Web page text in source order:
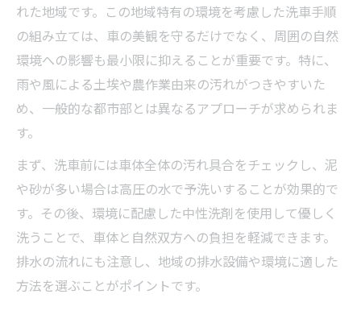
れた地域です。この地域特有の環境を考慮した洗車手順
の組み立ては、車の美観を守るだけでなく、周囲の自然
環境への影響も最小限に抑えることが重要です。特に、
雨や風による土埃や農作業由来の汚れがつきやすいた
め、一般的な都市部とは異なるアプローチが求められま
す。
まず、洗車前には車体全体の汚れ具合をチェックし、泥
や砂が多い場合は高圧の水で予洗いすることが効果的で
す。その後、環境に配慮した中性洗剤を使用して優しく
洗うことで、車体と自然双方への負担を軽減できます。
排水の流れにも注意し、地域の排水設備や環境に適した
方法を選ぶことがポイントです。